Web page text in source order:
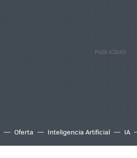
Oferta Inteligencia Artificial IA